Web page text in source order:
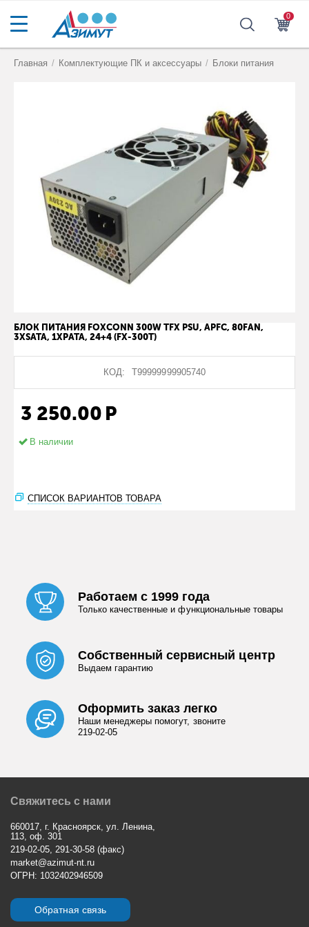
0
Главная / Комплектующие ПК и аксессуары / Блоки питания
БЛОК ПИТАНИЯ FOXCONN 300W TFX PSU, APFC, 80FAN,
3XSATA, 1XPATA, 24+4 (FX-300T)
КОД: Т99999999905740
3 250.00 Р
В наличии
СПИСОК ВАРИАНТОВ ТОВАРА
Работаем с 1999 года
Только качественные и функциональные товары
Собственный сервисный центр
Выдаем гарантию
Оформить заказ легко
Наши менеджеры помогут, звоните
219-02-05
Свяжитесь с нами
660017, г. Красноярск, ул. Ленина,
113, оф. 301
219-02-05, 291-30-58 (факс)
market@azimut-nt.ru
ОГРН: 1032402946509
Обратная связь